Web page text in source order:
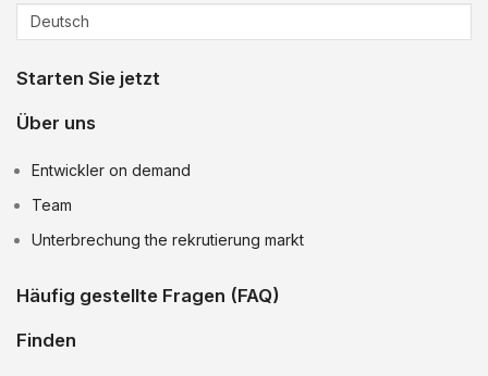
Starten Sie jetzt
Über uns
Entwickler on demand
Team
Unterbrechung the rekrutierung markt
Häufig gestellte Fragen (FAQ)
Finden